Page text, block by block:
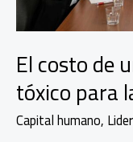
El costo de
tóxico para
Capital humano,